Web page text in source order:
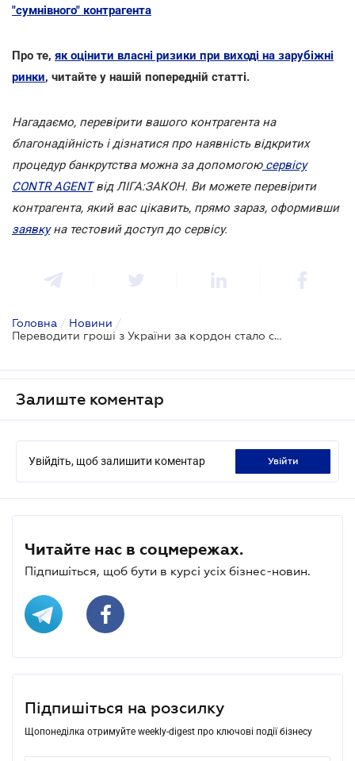
"сумнівного" контрагента
Про те, як оцінити власні ризики при виході на зарубіжні
ринки, читайте у нашій попередній статті.
Нагадаємо, перевірити вашого контрагента на
благонадійність і дізнатися про наявність відкритих
процедур банкрутства можна за допомогоюсервісу
CONTR AGENTвід ЛІГА:ЗАКОН. Ви можете перевірити
контрагента, який вас цікавить, прямо зараз, оформивши
заявкуна тестовий доступ до сервісу.
Головна / Новини /
Переводити гроші з України за кордон стало складніше
Залиште коментар
Увійдіть, щоб залишити коментар увійти
Читайте нас в соцмережах.
Підпишіться, щоб бути в курсі усіх бізнес-новин.
Підпишіться на розсилку
Щопонеділка отримуйте weekly-digest про ключові події бізнесу